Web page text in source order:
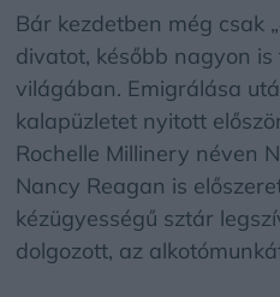
Bár kezdetben még csak
divatot, később nagyon
világában. Emigrálása
kalapüzletet nyitott
Rochelle Millinery néven
Nancy Reagan is
kézügyességű sztár
dolgozott, az